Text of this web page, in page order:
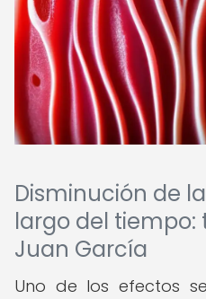
Disminución de
largo del tiempo:
Juan García
Uno de los efectos